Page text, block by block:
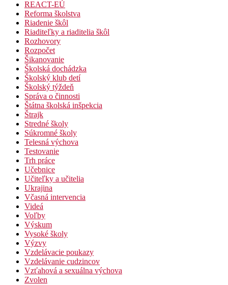
REACT-EÚ
Reforma školstva
Riadenie škôl
Riaditeľky a riaditelia škôl
Rozhovory
Rozpočet
Šikanovanie
Školská dochádzka
Školský klub detí
Školský týždeň
Správa o činnosti
Štátna školská inšpekcia
Štrajk
Stredné školy
Súkromné školy
Telesná výchova
Testovanie
Trh práce
Učebnice
Učiteľky a učitelia
Ukrajina
Včasná intervencia
Videá
Voľby
Výskum
Vysoké školy
Výzvy
Vzdelávacie poukazy
Vzdelávanie cudzincov
Vzťahová a sexuálna výchova
Zvolen